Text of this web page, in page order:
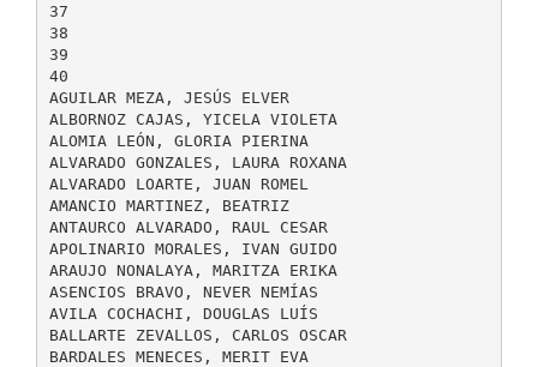
37
38
39
40
AGUILAR MEZA, JESÚS ELVER
ALBORNOZ CAJAS, YICELA VIOLETA
ALOMIA LEÓN, GLORIA PIERINA
ALVARADO GONZALES, LAURA ROXANA
ALVARADO LOARTE, JUAN ROMEL
AMANCIO MARTINEZ, BEATRIZ
ANTAURCO ALVARADO, RAUL CESAR
APOLINARIO MORALES, IVAN GUIDO
ARAUJO NONALAYA, MARITZA ERIKA
ASENCIOS BRAVO, NEVER NEMÍAS
AVILA COCHACHI, DOUGLAS LUÍS
BALLARTE ZEVALLOS, CARLOS OSCAR
BARDALES MENECES, MERIT EVA